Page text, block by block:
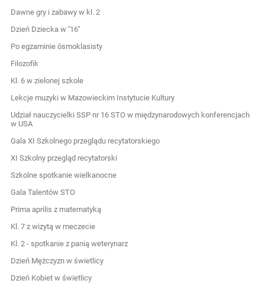
Dawne gry i zabawy w kl. 2
Dzień Dziecka w ''16''
Po egzaminie ósmoklasisty
Filozofik
Kl. 6 w zielonej szkole
Lekcje muzyki w Mazowieckim Instytucie Kultury
Udział nauczycielki SSP nr 16 STO w międzynarodowych konferencjach
w USA
Gala XI Szkolnego przeglądu recytatorskiego
XI Szkolny przegląd recytatorski
Szkolne spotkanie wielkanocne
Gala Talentów STO
Prima aprilis z matematyką
Kl. 7 z wizytą w meczecie
Kl. 2 - spotkanie z panią weterynarz
Dzień Mężczyzn w świetlicy
Dzień Kobiet w świetlicy